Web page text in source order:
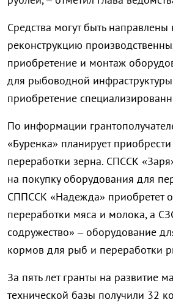
Средства могут быть направлены
реконструкцию
приобретение и монтаж
для рыбоводной инфраструктуры
приобретение
По информации
«Буренка» планирует
переработки зерна. СПССК
на покупку оборудования для
СППССК «Надежда» приобретет
переработки мяса и молока, а
содружество» – оборудование
кормов для рыб и переработки
За пять лет гранты на развитие
технической базы получили 32